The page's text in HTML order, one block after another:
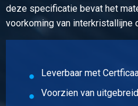
deze specificatie bevat het
voorkoming van interkristallijne
Leverbaar met
Voorzien van